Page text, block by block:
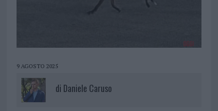
9 AGOSTO 2025
di Daniele Caruso